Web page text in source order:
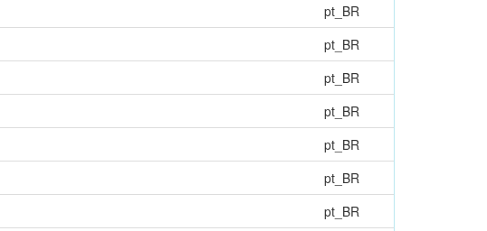
pt_BR
pt_BR
pt_BR
pt_BR
pt_BR
pt_BR
pt_BR